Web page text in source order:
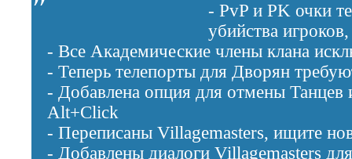
- PvP и PK очки
убийства
- Все Академические члены клана
- Теперь телепорты для Дворян
- Добавлена опция для отмены Танцев
Alt+Click
- Переписаны Villagemasters, ищите
- Добавлены диалоги Villagemasters